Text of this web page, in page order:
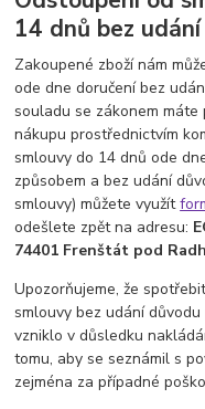
14 dnů bez
Zakoupené zboží nám
ode dne doručení bez
souladu se zákonem
nákupu prostřednictvím
smlouvy do 14 dnů ode
způsobem a bez udání
smlouvy) můžete využít
odešlete zpět na adresu:
74401 Frenštát pod
Upozorňujeme, že
smlouvy bez udání
vzniklo v důsledku
tomu, aby se seznámil s
zejména za případné